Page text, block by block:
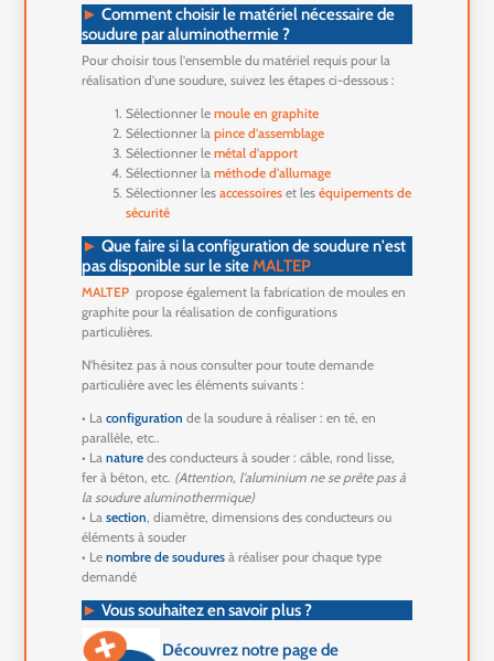
► Comment choisir le matériel nécessaire de
soudure par aluminothermie ?
Pour choisir tous l'ensemble du matériel requis pour la
réalisation d'une soudure, suivez les étapes ci-dessous :
Sélectionner lemoule en graphite
Sélectionner lapince d'assemblage
Sélectionner lemétal d'apport
Sélectionner laméthode d'allumage
Sélectionner lesaccessoires et leséquipements de
sécurité
► Que faire si la configuration de soudure n'est
pas disponible sur le siteMALTEP
MALTEP propose également la fabrication de moules en
graphite pour la réalisation de configurations
particulières.
N'hésitez pas à nous consulter pour toute demande
particulière avec les éléments suivants :
• Laconfiguration de la soudure à réaliser : en té, en
parallèle, etc..
• Lanature des conducteurs à souder : câble, rond lisse,
fer à béton, etc. (Attention, l'aluminium ne se prête pas à
la soudure aluminothermique)
• Lasection, diamètre, dimensions des conducteurs ou
éléments à souder
• Lenombre de soudures à réaliser pour chaque type
demandé
► Vous souhaitez en savoir plus ?
Découvrez notre page de